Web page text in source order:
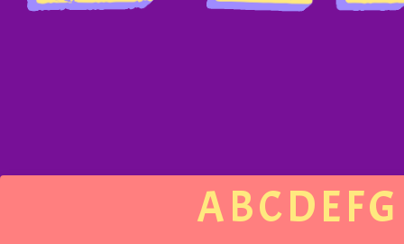
ABCDEFG